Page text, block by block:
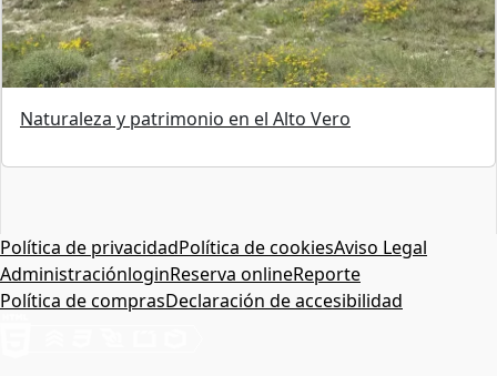
Naturaleza y patrimonio en el Alto Vero
Política de privacidadPolítica de cookiesAviso Legal
AdministraciónloginReserva onlineReporte
Política de comprasDeclaración de accesibilidad